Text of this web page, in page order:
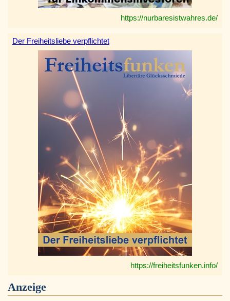
https://nurbaresistwahres.de/
Der Freiheitsliebe verpflichtet
https://freiheitsfunken.info/
Anzeige